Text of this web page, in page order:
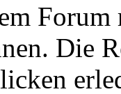
Die